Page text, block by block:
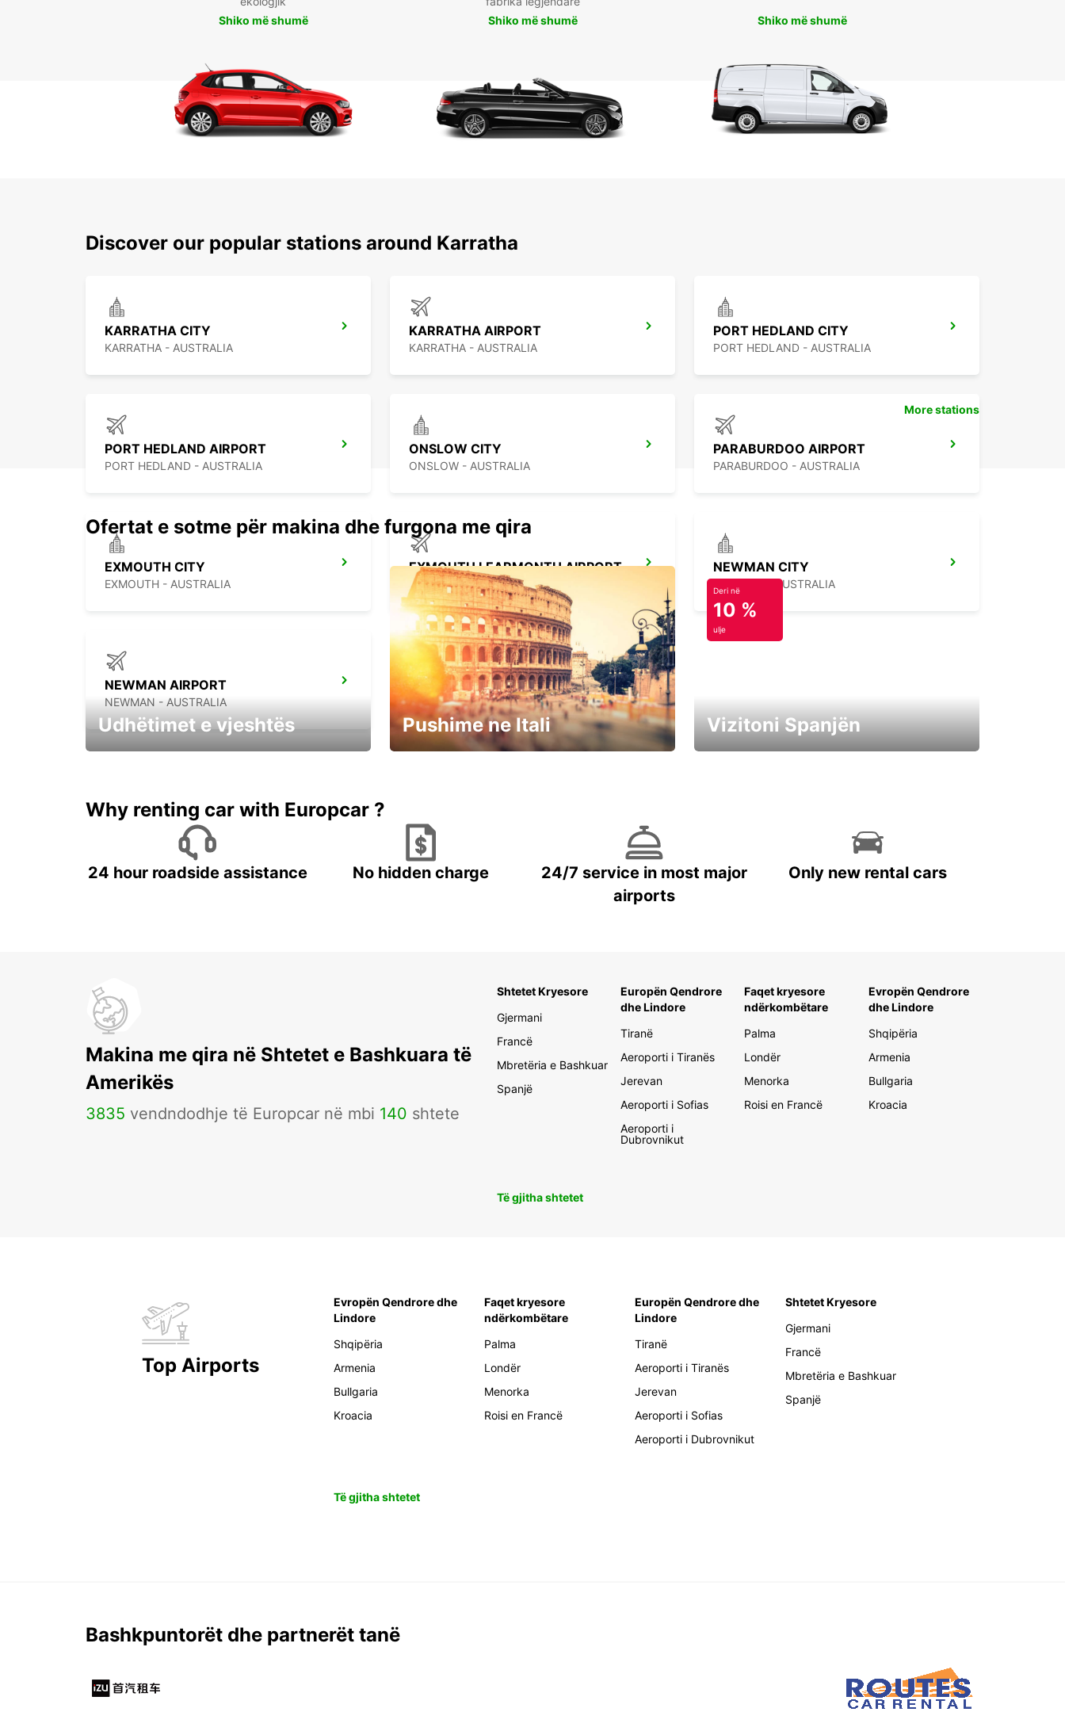
Shiko më shumë
Shiko më shumë
Shiko më shumë
Discover our popular stations around Karratha
KARRATHA CITY
KARRATHA - AUSTRALIA
KARRATHA AIRPORT
KARRATHA - AUSTRALIA
PORT HEDLAND CITY
PORT HEDLAND - AUSTRALIA
PORT HEDLAND AIRPORT
PORT HEDLAND - AUSTRALIA
ONSLOW CITY
ONSLOW - AUSTRALIA
PARABURDOO AIRPORT
PARABURDOO - AUSTRALIA
EXMOUTH CITY
EXMOUTH - AUSTRALIA
EXMOUTH LEARMONTH AIRPORT
EXMOUTH - AUSTRALIA
NEWMAN CITY
NEWMAN - AUSTRALIA
NEWMAN AIRPORT
NEWMAN - AUSTRALIA
More stations
Ofertat e sotme për makina dhe furgona me qira
Udhëtimet e vjeshtës Pushime ne Itali
Deri në
10 %
ulje
Vizitoni Spanjën
Why renting car with Europcar ?
24 hour roadside assistance No hidden charge
24/7 service in most major
airports
Only new rental cars
Makina me qira në Shtetet e Bashkuara të
Amerikës
3835 vendndodhje të Europcar në mbi 140 shtete
Shtetet Kryesore
Gjermani
Francë
Mbretëria e Bashkuar
Spanjë
Europën Qendrore
dhe Lindore
Tiranë
Aeroporti i Tiranës
Jerevan
Aeroporti i Sofias
Aeroporti i
Dubrovnikut
Faqet kryesore
ndërkombëtare
Palma
Londër
Menorka
Roisi en Francë
Evropën Qendrore
dhe Lindore
Shqipëria
Armenia
Bullgaria
Kroacia
Të gjitha shtetet
Top Airports
Evropën Qendrore dhe
Lindore
Shqipëria
Armenia
Bullgaria
Kroacia
Faqet kryesore
ndërkombëtare
Palma
Londër
Menorka
Roisi en Francë
Europën Qendrore dhe
Lindore
Tiranë
Aeroporti i Tiranës
Jerevan
Aeroporti i Sofias
Aeroporti i Dubrovnikut
Shtetet Kryesore
Gjermani
Francë
Mbretëria e Bashkuar
Spanjë
Të gjitha shtetet
Bashkpuntorët dhe partnerët tanë